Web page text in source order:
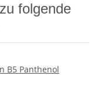
folgende